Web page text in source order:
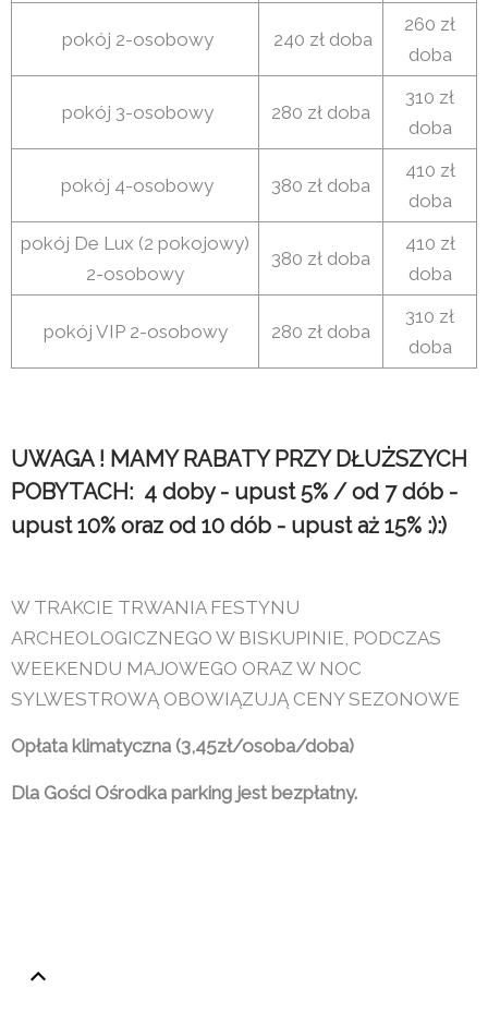
pokój 2-osobowy 240 zł doba
260 zł
doba
pokój 3-osobowy 280 zł doba
310 zł
doba
pokój 4-osobowy 380 zł doba
410 zł
doba
pokój De Lux (2 pokojowy)
2-osobowy
380 zł doba
410 zł
doba
pokój VIP 2-osobowy 280 zł doba
310 zł
doba
UWAGA ! MAMY RABATY PRZY DŁUŻSZYCH
POBYTACH: 4 doby - upust 5% / od 7 dób -
upust 10% oraz od 10 dób - upust aż 15% :):)
W TRAKCIE TRWANIA FESTYNU
ARCHEOLOGICZNEGO W BISKUPINIE, PODCZAS
WEEKENDU MAJOWEGO ORAZ W NOC
SYLWESTROWĄ OBOWIĄZUJĄ CENY SEZONOWE
Opłata klimatyczna (3,45zł/osoba/doba)
Dla Gości Ośrodka parking jest bezpłatny.